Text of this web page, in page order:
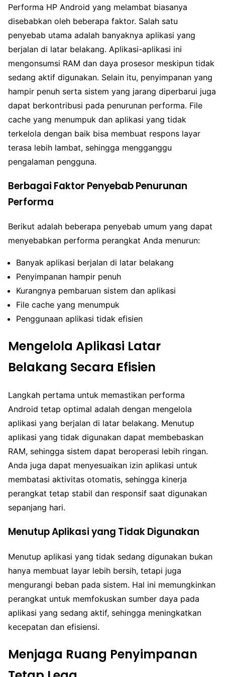
Performa HP Android yang melambat biasanya
disebabkan oleh beberapa faktor. Salah satu
penyebab utama adalah banyaknya aplikasi yang
berjalan di latar belakang. Aplikasi-aplikasi ini
mengonsumsi RAM dan daya prosesor meskipun tidak
sedang aktif digunakan. Selain itu, penyimpanan yang
hampir penuh serta sistem yang jarang diperbarui juga
dapat berkontribusi pada penurunan performa. File
cache yang menumpuk dan aplikasi yang tidak
terkelola dengan baik bisa membuat respons layar
terasa lebih lambat, sehingga mengganggu
pengalaman pengguna.
Berbagai Faktor Penyebab Penurunan
Performa
Berikut adalah beberapa penyebab umum yang dapat
menyebabkan performa perangkat Anda menurun:
Banyak aplikasi berjalan di latar belakang
Penyimpanan hampir penuh
Kurangnya pembaruan sistem dan aplikasi
File cache yang menumpuk
Penggunaan aplikasi tidak efisien
Mengelola Aplikasi Latar
Belakang Secara Efisien
Langkah pertama untuk memastikan performa
Android tetap optimal adalah dengan mengelola
aplikasi yang berjalan di latar belakang. Menutup
aplikasi yang tidak digunakan dapat membebaskan
RAM, sehingga sistem dapat beroperasi lebih ringan.
Anda juga dapat menyesuaikan izin aplikasi untuk
membatasi aktivitas otomatis, sehingga kinerja
perangkat tetap stabil dan responsif saat digunakan
sepanjang hari.
Menutup Aplikasi yang Tidak Digunakan
Menutup aplikasi yang tidak sedang digunakan bukan
hanya membuat layar lebih bersih, tetapi juga
mengurangi beban pada sistem. Hal ini memungkinkan
perangkat untuk memfokuskan sumber daya pada
aplikasi yang sedang aktif, sehingga meningkatkan
kecepatan dan efisiensi.
Menjaga Ruang Penyimpanan